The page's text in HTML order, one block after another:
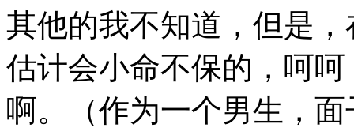
其他的我不知道，但是
估计会小命不保的，呵
啊。（作为一个男生，